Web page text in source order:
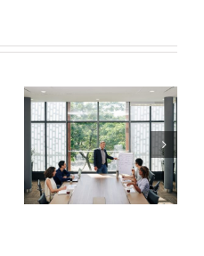
Reglas de oro para
vender más